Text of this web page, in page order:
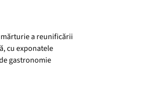
a reunificării
cu exponatele
gastronomie